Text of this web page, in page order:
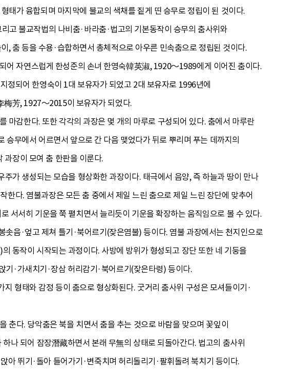
태가 융합되며 마지막에 불교의 색채를 짙게 띤 승무로 정립이 된 것이다.
리고 불교작법의 나비춤·바라춤·법고의 기본동작이 승무의 춤사위와
, 춤 등을 수용·습합하면서 총체적으로 아우른 민속춤으로 정립된 것이다.
자연스럽게 한성준의 손녀 한영숙韓英淑, 1920～1989에게 이어진 춤이다.
정되어 한영숙이 1대 보유자가 되었고 2대 보유자로 1996년에
梅芳, 1927～2015이 보유자가 되었다.
마감한다. 또한 각각의 과장은 몇 개의 마루로 구성되어 있다. 춤에서 마루란
무에서 어르면서 앞으로 간 다음 맺었다가 뒤로 뿌리며 푸는 데까지의
과장이 모여 춤 한판을 이룬다.
가 생성되는 모습을 형상화한 과장이다. 태극에서 음양, 즉 하늘과 땅이 만나
다. 염불과장은 모든 춤 중에서 제일 느린 춤으로 제일 느린 장단에 맞추어
서서히 기운을 쭉 펼치면서 늘리듯이 기운을 확장하는 움직임으로 볼 수 있다.
음·엎고 제쳐 틀기·북어르기(잦은염불) 등이다. 염불 과장에서는 천지인으로
동작이 시작되는 과정이다. 사방에 방위가 형성되고 장단 또한 네 기둥을
기·가새치기·장삼 허리감기·북어르기(잦은타령) 등이다.
형태와 감정 등이 춤으로 형상화된다. 굿거리 춤사위 구성은 모셔들이기·
춘다. 당악춤은 북을 치면서 춤을 추는 것으로 바람을 맞으며 꽃잎이
나 되어 잠장潛藏하면서 본래 무無의 상태로 되돌아간다. 법고의 춤사위
아 뛰기·돌아 들어가기·변죽치며 허리돌리기·팔휘돌려 북치기 등이다.